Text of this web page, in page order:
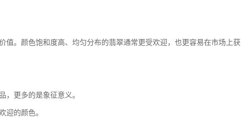
值。颜色饱和度高、均匀分布的翡翠通常更受欢迎，也更容易在市场上获
，更多的是象征意义。
迎的颜色。